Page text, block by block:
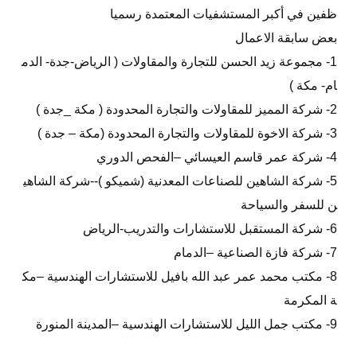
ظفين في أكبر المستشفيات المعتمدة رسميا
بعض سابقة الاعمال
1- مجموعة زيد الحسن للتجارة والمقاولات ( الرياض-جدة- الدم
ام- مكة )
2- شركة المميز للمقاولات والتجارة المحدودة ( مكة _جدة )
3- شركة الاخوة للمقاولات والتجارة المحدودة (مكة – جدة )
4- شركة عمر قاسم العيسائي –الفحص الدوري
5- شركة الشاهين للصناعات المعدنية (شميكو )--شركة الشاهي
ن للسفر والسياحة
6- شركة المستقبل للاستشارات والتدريب-الرياض
7- شركة فازة الصناعية –الدمام
8- مكتب محمد عمر عبد الله بافيل للاستشارات الهندسية –مك
ة المكرمة
9- مكتب جمل الليل للاستشارات الهندسية –المدينة المنورة